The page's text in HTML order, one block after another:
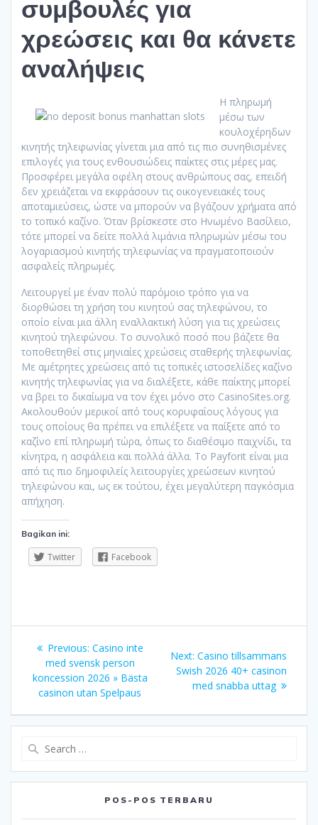
συμβουλές για
χρεώσεις και θα κάνετε
αναλήψεις
Η πληρωμή
μέσω των
κουλοχέρηδων
κινητής τηλεφωνίας γίνεται μια από τις πιο συνηθισμένες
επιλογές για τους ενθουσιώδεις παίκτες στις μέρες μας.
Προσφέρει μεγάλα οφέλη στους ανθρώπους σας, επειδή
δεν χρειάζεται να εκφράσουν τις οικογενειακές τους
αποταμιεύσεις, ώστε να μπορούν να βγάζουν χρήματα από
το τοπικό καζίνο. Όταν βρίσκεστε στο Ηνωμένο Βασίλειο,
τότε μπορεί να δείτε πολλά λιμάνια πληρωμών μέσω του
λογαριασμού κινητής τηλεφωνίας να πραγματοποιούν
ασφαλείς πληρωμές.
Λειτουργεί με έναν πολύ παρόμοιο τρόπο για να
διορθώσει τη χρήση του κινητού σας τηλεφώνου, το
οποίο είναι μια άλλη εναλλακτική λύση για τις χρεώσεις
κινητού τηλεφώνου. Το συνολικό ποσό που βάζετε θα
τοποθετηθεί στις μηνιαίες χρεώσεις σταθερής τηλεφωνίας.
Με αμέτρητες χρεώσεις από τις τοπικές ιστοσελίδες καζίνο
κινητής τηλεφωνίας για να διαλέξετε, κάθε παίκτης μπορεί
να βρει το δικαίωμα να τον έχει μόνο στο CasinoSites.org.
Ακολουθούν μερικοί από τους κορυφαίους λόγους για
τους οποίους θα πρέπει να επιλέξετε να παίξετε από το
καζίνο επί πληρωμή τώρα, όπως το διαθέσιμο παιχνίδι, τα
κίνητρα, η ασφάλεια και πολλά άλλα. Το Payforit είναι μια
από τις πιο δημοφιλείς λειτουργίες χρεώσεων κινητού
τηλεφώνου και, ως εκ τούτου, έχει μεγαλύτερη παγκόσμια
απήχηση.
Bagikan ini:
Twitter Facebook
Navigasi
pos
Previous: Previous
post:
Casino inte
med svensk person
koncession 2026 » Bästa
casinon utan Spelpaus
Next: Next
post:
Casino tillsammans
Swish 2026 40+ casinon
med snabba uttag
POS-POS TERBARU